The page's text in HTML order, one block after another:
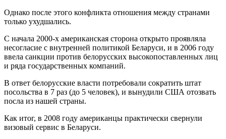
Однако после этого конфликта отношения между странами
только ухудшались.
С начала 2000-х американская сторона открыто проявляла
несогласие с внутренней политикой Беларуси, и в 2006 году
ввела санкции против белорусских высокопоставленных лиц
и ряда государственных компаний.
В ответ белорусские власти потребовали сократить штат
посольства в 7 раз (до 5 человек), и вынудили США отозвать
посла из нашей страны.
Как итог, в 2008 году американцы практически свернули
визовый сервис в Беларуси.